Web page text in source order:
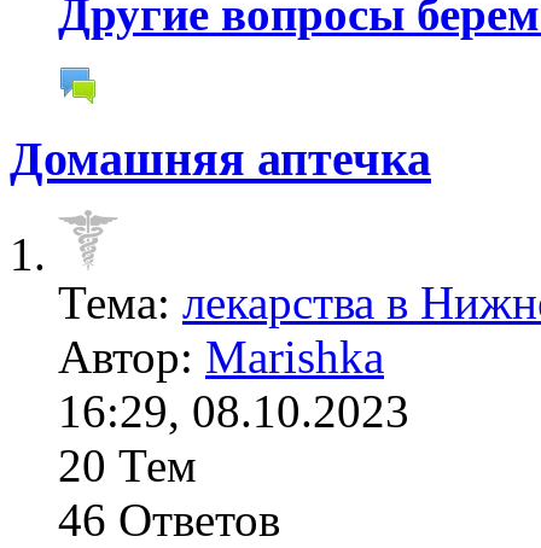
Другие вопросы
Домашняя аптечка
Тема: лекарства в
Автор: Marishka
16:29, 08.10.2023
20 Тем
46 Ответов